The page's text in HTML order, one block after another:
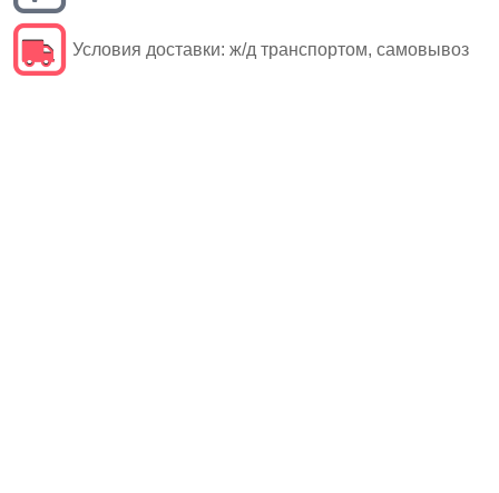
Условия доставки: ж/д транспортом, самовывоз